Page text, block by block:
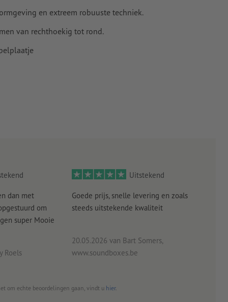
en extreem robuuste techniek.
van rechthoekig tot rond.
dan met
om
super Mooie
Roels
Uitstekend
Goede prijs, snelle levering en zoals
steeds uitstekende kwaliteit
20.05.2026 van Bart Somers,
www.soundboxes.be
om echte beoordelingen gaan, vindt u hier.